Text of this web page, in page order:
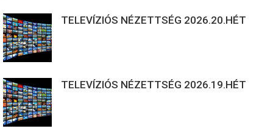
ALAPON
TELEVÍZIÓS NÉZETTSÉG 2026.20.HÉT
TELEVÍZIÓS NÉZETTSÉG 2026.19.HÉT